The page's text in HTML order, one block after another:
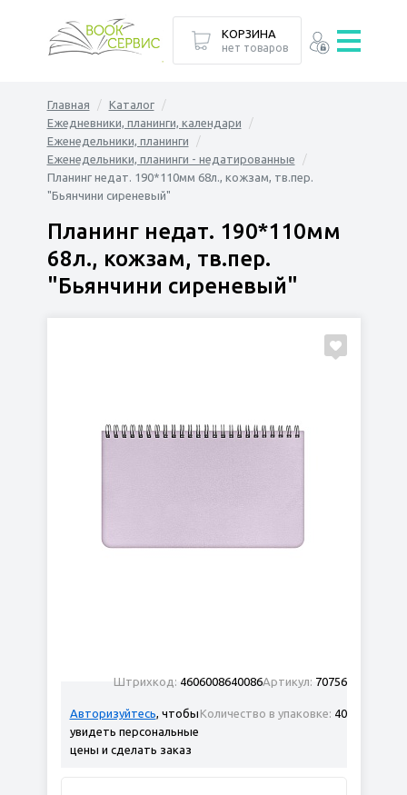
Главная
Каталог
Ежедневники, планинги, календари
Еженедельники, планинги
Еженедельники, планинги - недатированные
Планинг недат. 190*110мм 68л., кожзам, тв.пер.
"Бьянчини сиреневый"
Планинг недат. 190*110мм
68л., кожзам, тв.пер.
"Бьянчини сиреневый"
Артикул: 70756
Штрихкод: 4606008640086
Количество в упаковке: 40
Авторизуйтесь, чтобы
увидеть персональные
цены и сделать заказ
КОРЗИНА
нет товаров